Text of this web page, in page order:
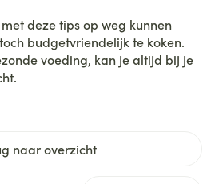
deze tips op weg kunnen
budgetvriendelijk te koken.
voeding, kan je altijd bij je
naar overzicht